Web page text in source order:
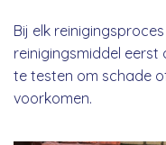
Bij elk
reinigingsmiddel eerst
te testen om schade
voorkomen.